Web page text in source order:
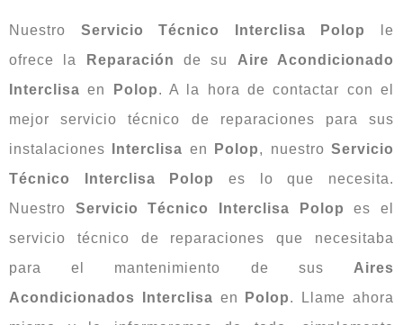
Nuestro Servicio Técnico Interclisa Polop
le
ofrece la
Reparación de su Aire Acondicionado
Interclisa en Polop. A la hora de contactar con el
mejor servicio técnico de reparaciones para sus
instalaciones
Interclisa en Polop, nuestro Servicio
Técnico Interclisa Polop
es lo que necesita.
Nuestro Servicio Técnico Interclisa Polop es el
servicio técnico de reparaciones que necesitaba
para el mantenimiento de sus Aires
Acondicionados Interclisa en Polop. Llame ahora